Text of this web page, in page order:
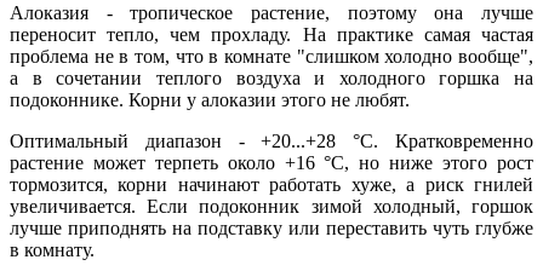
Алоказия - тропическое растение, поэтому она лучше
переносит тепло, чем прохладу. На практике самая частая
проблема не в том, что в комнате "слишком холодно вообще",
а в сочетании теплого воздуха и холодного горшка на
подоконнике. Корни у алоказии этого не любят.
Оптимальный диапазон - +20...+28 °C. Кратковременно
растение может терпеть около +16 °C, но ниже этого рост
тормозится, корни начинают работать хуже, а риск гнилей
увеличивается. Если подоконник зимой холодный, горшок
лучше приподнять на подставку или переставить чуть глубже
в комнату.